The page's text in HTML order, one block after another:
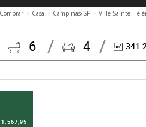
Comprar Casa Campinas/SP Ville Sainte
6 4
1.567,95